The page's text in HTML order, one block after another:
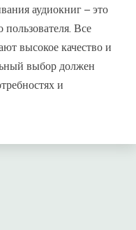
аудиокниг – это
Все
высокое качество и
выбор должен
и